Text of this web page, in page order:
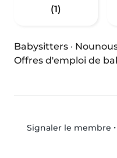
(1)
Babysitters ·
Offres d'emploi de
Signaler le membre •